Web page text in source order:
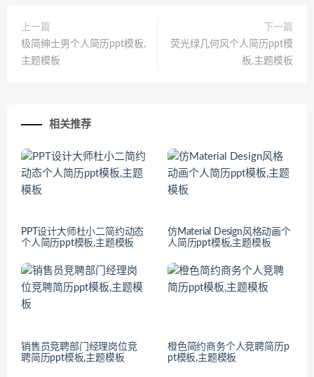
上一篇
极简绅士男个人简历ppt模板,
主题模板
下一篇
荧光绿几何风个人简历ppt模
板,主题模板
相关推荐
PPT设计大师杜小二简约动态
个人简历ppt模板,主题模板
仿Material Design风格动画个
人简历ppt模板,主题模板
销售员竞聘部门经理岗位竞
聘简历ppt模板,主题模板
橙色简约商务个人竞聘简历p
pt模板,主题模板